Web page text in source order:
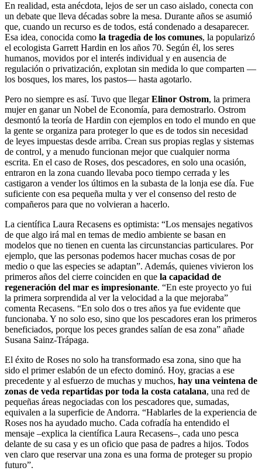
En realidad, esta anécdota, lejos de ser un caso aislado, conecta con
un debate que lleva décadas sobre la mesa. Durante años se asumió
que, cuando un recurso es de todos, está condenado a desaparecer.
Esa idea, conocida como la tragedia de los comunes, la popularizó
el ecologista Garrett Hardin en los años 70. Según él, los seres
humanos, movidos por el interés individual y en ausencia de
regulación o privatización, explotan sin medida lo que comparten —
los bosques, los mares, los pastos— hasta agotarlo.
Pero no siempre es así. Tuvo que llegarElinor Ostrom, la primera
mujer en ganar un Nobel de Economía, para demostrarlo. Ostrom
desmontó la teoría de Hardin con ejemplos en todo el mundo en que
la gente se organiza para proteger lo que es de todos sin necesidad
de leyes impuestas desde arriba. Crean sus propias reglas y sistemas
de control, y a menudo funcionan mejor que cualquier norma
escrita. En el caso de Roses, dos pescadores, en solo una ocasión,
entraron en la zona cuando llevaba poco tiempo cerrada y les
castigaron a vender los últimos en la subasta de la lonja ese día. Fue
suficiente con esa pequeña multa y ver el consenso del resto de
compañeros para que no volvieran a hacerlo.
La científica Laura Recasens es optimista: “Los mensajes negativos
de que algo irá mal en temas de medio ambiente se basan en
modelos que no tienen en cuenta las circunstancias particulares. Por
ejemplo, que las personas podemos hacer muchas cosas de por
medio o que las especies se adaptan”. Además, quienes vivieron los
primeros años del cierre coinciden en que la capacidad de
regeneración del mar es impresionante. “En este proyecto yo fui
la primera sorprendida al ver la velocidad a la que mejoraba”
comenta Recasens. “En solo dos o tres años ya fue evidente que
funcionaba. Y no solo eso, sino que los pescadores eran los primeros
beneficiados, porque los peces grandes salían de esa zona” añade
Susana Sainz-Trápaga.
El éxito de Roses no solo ha transformado esa zona, sino que ha
sido el primer eslabón de un efecto dominó. Hoy, gracias a ese
precedente y al esfuerzo de muchas y muchos, hay una veintena de
zonas de veda repartidas por toda la costa catalana, una red de
pequeñas áreas negociadas con los pescadores que, sumadas,
equivalen a la superficie de Andorra. “Hablarles de la experiencia de
Roses nos ha ayudado mucho. Cada cofradía ha entendido el
mensaje –explica la científica Laura Recasens–, cada uno pesca
delante de su casa y es un oficio que pasa de padres a hijos. Todos
ven claro que reservar una zona es una forma de proteger su propio
futuro”.